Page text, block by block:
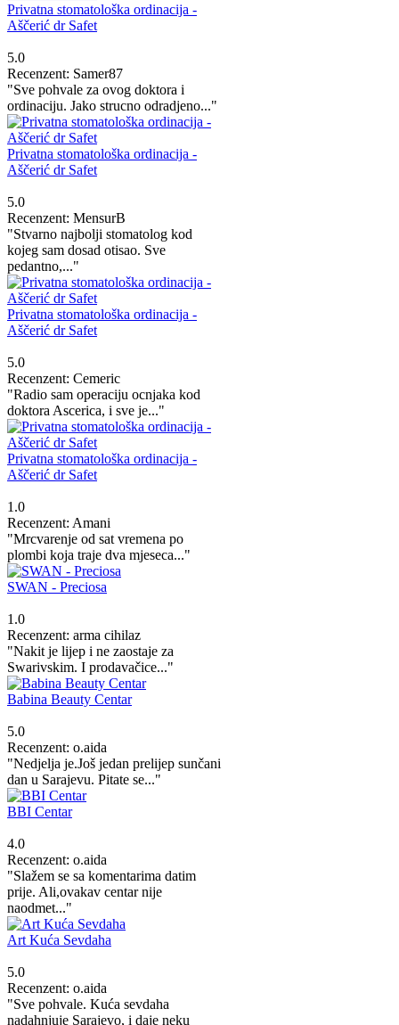
Privatna stomatološka ordinacija -
Aščerić dr Safet
5.0
Recenzent: Samer87
"Sve pohvale za ovog doktora i
ordinaciju. Jako strucno odradjeno..."
Privatna stomatološka ordinacija -
Aščerić dr Safet
5.0
Recenzent: MensurB
"Stvarno najbolji stomatolog kod
kojeg sam dosad otisao. Sve
pedantno,..."
Privatna stomatološka ordinacija -
Aščerić dr Safet
5.0
Recenzent: Cemeric
"Radio sam operaciju ocnjaka kod
doktora Ascerica, i sve je..."
Privatna stomatološka ordinacija -
Aščerić dr Safet
1.0
Recenzent: Amani
"Mrcvarenje od sat vremena po
plombi koja traje dva mjeseca..."
SWAN - Preciosa
1.0
Recenzent: arma cihilaz
"Nakit je lijep i ne zaostaje za
Swarivskim. I prodavačice..."
Babina Beauty Centar
5.0
Recenzent: o.aida
"Nedjelja je.Još jedan prelijep sunčani
dan u Sarajevu. Pitate se..."
BBI Centar
4.0
Recenzent: o.aida
"Slažem se sa komentarima datim
prije. Ali,ovakav centar nije
naodmet..."
Art Kuća Sevdaha
5.0
Recenzent: o.aida
"Sve pohvale. Kuća sevdaha
nadahnjuje Sarajevo, i daje neku